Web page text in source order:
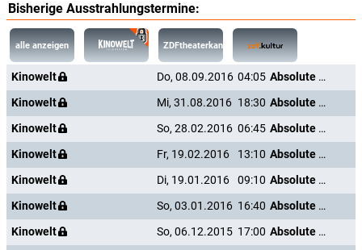
Bisherige Ausstrahlungstermine:
alle anzeigen ZDFtheaterkanal
Kinowelt Do, 08.09.2016 04:05
Absolute Wilson
Kinowelt
Mi, 31.08.2016 18:30
Absolute Wilson
Kinowelt
So, 28.02.2016 06:45
Absolute Wilson
Kinowelt
Fr, 19.02.2016 13:10
Absolute Wilson
Kinowelt
Di, 19.01.2016 09:10
Absolute Wilson
Kinowelt
So, 03.01.2016 16:40
Absolute Wilson
Kinowelt
So, 06.12.2015 17:00
Absolute Wilson